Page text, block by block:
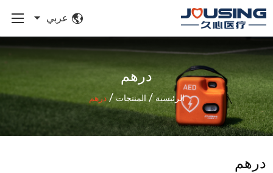
عربي
درهم
الرئيسية / المنتجات/درهم
درهم